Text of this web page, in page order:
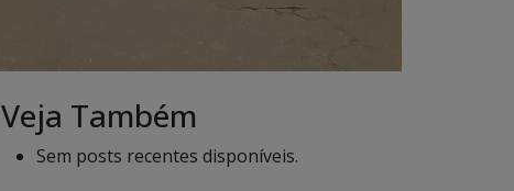
Veja Também
Sem posts recentes disponíveis.